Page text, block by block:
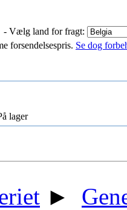
- Vælg land for fragt:
forsendelsespris. Se dog
lager
►